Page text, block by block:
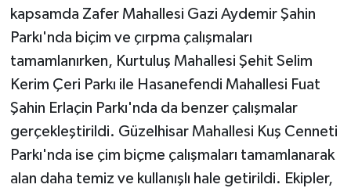
kapsamda Zafer Mahallesi Gazi Aydemir Şahin
Parkı'nda biçim ve çırpma çalışmaları
tamamlanırken, Kurtuluş Mahallesi Şehit Selim
Kerim Çeri Parkı ile Hasanefendi Mahallesi Fuat
Şahin Erlaçin Parkı'nda da benzer çalışmalar
gerçekleştirildi. Güzelhisar Mahallesi Kuş Cenneti
Parkı'nda ise çim biçme çalışmaları tamamlanarak
alan daha temiz ve kullanışlı hale getirildi. Ekipler,